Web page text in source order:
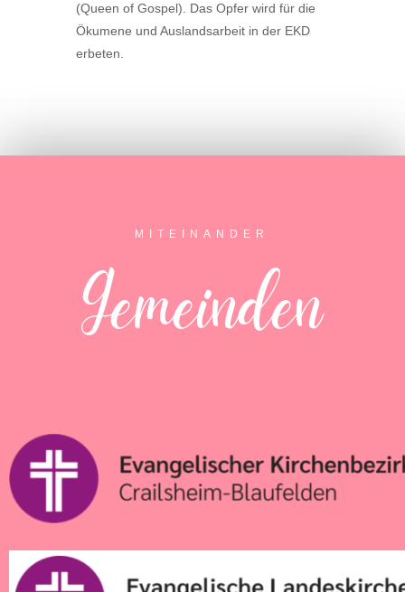
(Queen of Gospel). Das Opfer wird für die
Ökumene und Auslandsarbeit in der EKD
erbeten.
MITEINANDER
Gemeinden